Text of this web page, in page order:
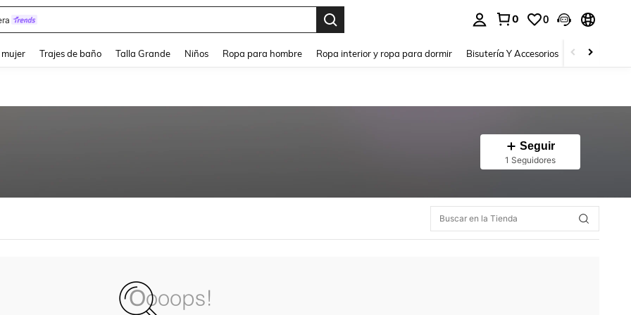
0 0
Trajes de baño Talla Grande Niños Ropa para hombre Ropa interior y ropa para dormir Bisutería Y Accesorios Zapatos
Seguir
1 Seguidores